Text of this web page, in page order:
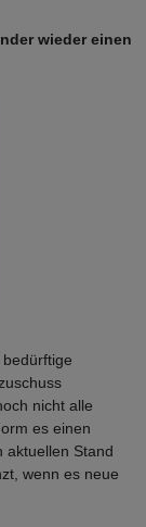
wieder einen
nicht alle
es einen
aktuellen Stand
wenn es neue